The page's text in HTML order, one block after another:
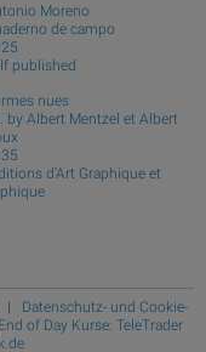
Moreno
de campo
published
nues
by Albert Mentzel et Albert
d'Art Graphique et
| Datenschutz- und Cookie-
End of Day Kurse: TeleTrader